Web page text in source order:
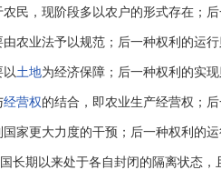
，现阶段多以农户的形式存在；后
业法予以规范；后一种权利的运行
土地为经济保障；后一种权利的实
经营权的结合，即农业生产经营权；
更大力度的干预；后一种权利的运
期以来处于各自封闭的隔离状态，